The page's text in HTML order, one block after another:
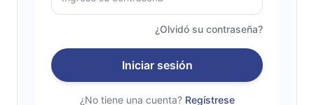
¿Olvidó su contraseña?
Iniciar sesión
¿No tiene una cuenta? Regístrese